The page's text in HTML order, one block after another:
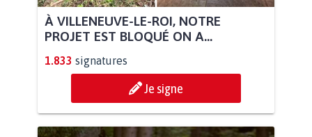
À VILLENEUVE-LE-ROI, NOTRE
PROJET EST BLOQUÉ ON A...
1.833 signatures
Je signe